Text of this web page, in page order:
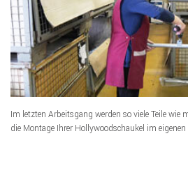
Im letzten Arbeitsgang werden so viele Teile wie
die Montage Ihrer Hollywoodschaukel im